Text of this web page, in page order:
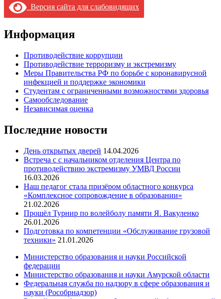
Версия сайта для слабовидящих
Информация
Противодействие коррупции
Противодействие терроризму и экстремизму
Меры Правительства РФ по борьбе с коронавирусной
инфекцией и поддержке экономики
Студентам с ограниченными возможностями здоровья
Самообследование
Независимая оценка
Последние новости
День открытых дверей 14.04.2026
Встреча с с начальником отделения Центра по
противодействию экстремизму УМВД России
16.03.2026
Наш педагог стала призёром областного конкурса
«Комплексное сопровождение в образовании»
21.02.2026
Прошёл Турнир по волейболу памяти Я. Вакуленко
26.01.2026
Подготовка по компетенции «Обслуживание грузовой
техники» 21.01.2026
Министерство образования и науки Российской
федерации
Министерство образования и науки Амурской области
Федеральная служба по надзору в сфере образования и
науки (Рособрнадзор)